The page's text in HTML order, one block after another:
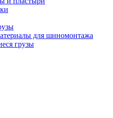
для шиномонтажа
грузы